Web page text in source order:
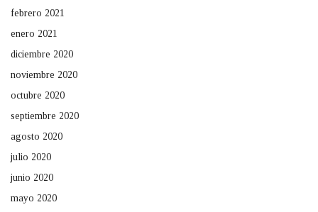
febrero 2021
enero 2021
diciembre 2020
noviembre 2020
octubre 2020
septiembre 2020
agosto 2020
julio 2020
junio 2020
mayo 2020